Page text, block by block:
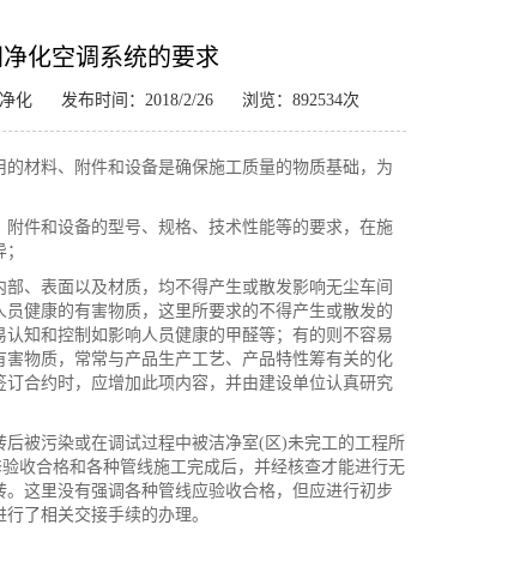
化空调系统的要求
化 发布时间：2018/2/26 浏览：892534次
的材料、附件和设备是确保施工质量的物质基础，为
件和设备的型号、规格、技术性能等的要求，在施
、表面以及材质，均不得产生或散发影响无尘车间
健康的有害物质，这里所要求的不得产生或散发的
知和控制如影响人员健康的甲醛等；有的则不容易
物质，常常与产品生产工艺、产品特性筹有关的化
合约时，应增加此项内容，并由建设单位认真研究
被污染或在调试过程中被洁净室( 区)未完工的工程所
收合格和各种管线施工完成后，并经核查才能进行无
这里没有强调各种管线应验收合格，但应进行初步
了相关交接手续的办理。